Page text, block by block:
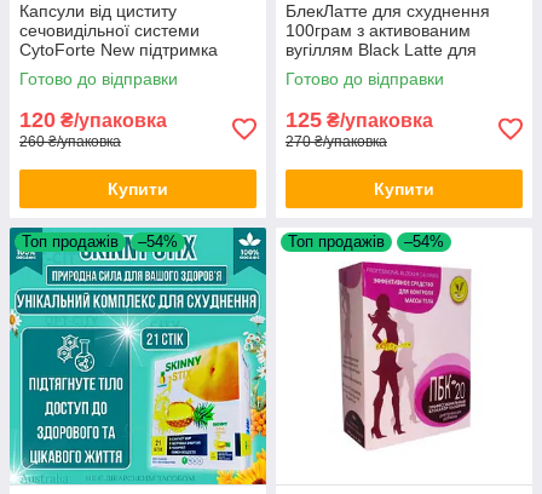
Капсули від циститу
сечовидільної системи
CytoForte New підтримка
жіночого здоров'я нирок
сечового міхура
Готово до відправки
120 ₴/упаковка
260 ₴/упаковка
Купити
БлекЛатте для схуднення
100грам з активованим
вугіллям Black Latte для
зниження ваги та стрункої
фігури
Готово до відправки
125 ₴/упаковка
270 ₴/упаковка
Купити
Топ продажів –54% Топ продажів –54%